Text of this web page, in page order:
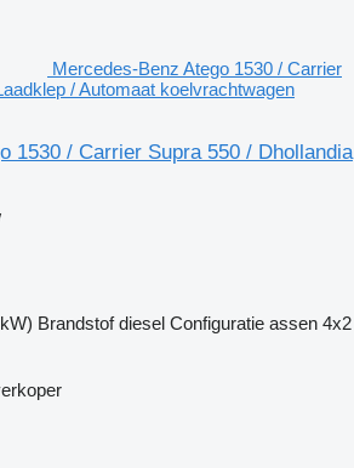
Mercedes-Benz Atego 1530 / Carrier
/ Automaat koelvrachtwagen
1530 / Carrier Supra 550 / Dhollandia
Brandstof diesel Configuratie assen 4x2